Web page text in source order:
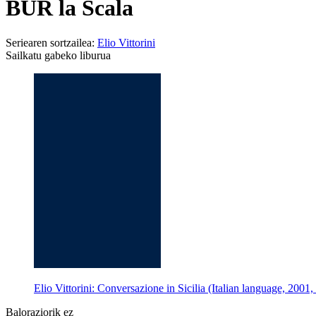
BUR la Scala
Seriearen sortzailea: Elio Vittorini
Sailkatu gabeko liburua
Elio Vittorini: Conversazione in Sicilia (Italian language,
Baloraziorik ez